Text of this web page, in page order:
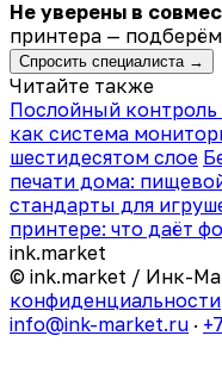
Не уверены в
принтера —
Спросить специалиста →
Читайте также
Послойный контроль
как система
шестидесятом слое
печати дома:
стандарты для
принтере: что даёт
ink.market
© ink.market / Инк-
конфиденциальности
info@ink-market.ru ·